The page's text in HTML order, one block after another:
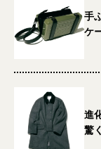
手
ケ
進
驚